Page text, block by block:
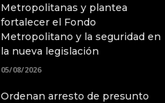
Metropolitanas y plantea
fortalecer el Fondo
Metropolitano y la seguridad en
la nueva legislación
05/08/2026
Ordenan arresto de presunto